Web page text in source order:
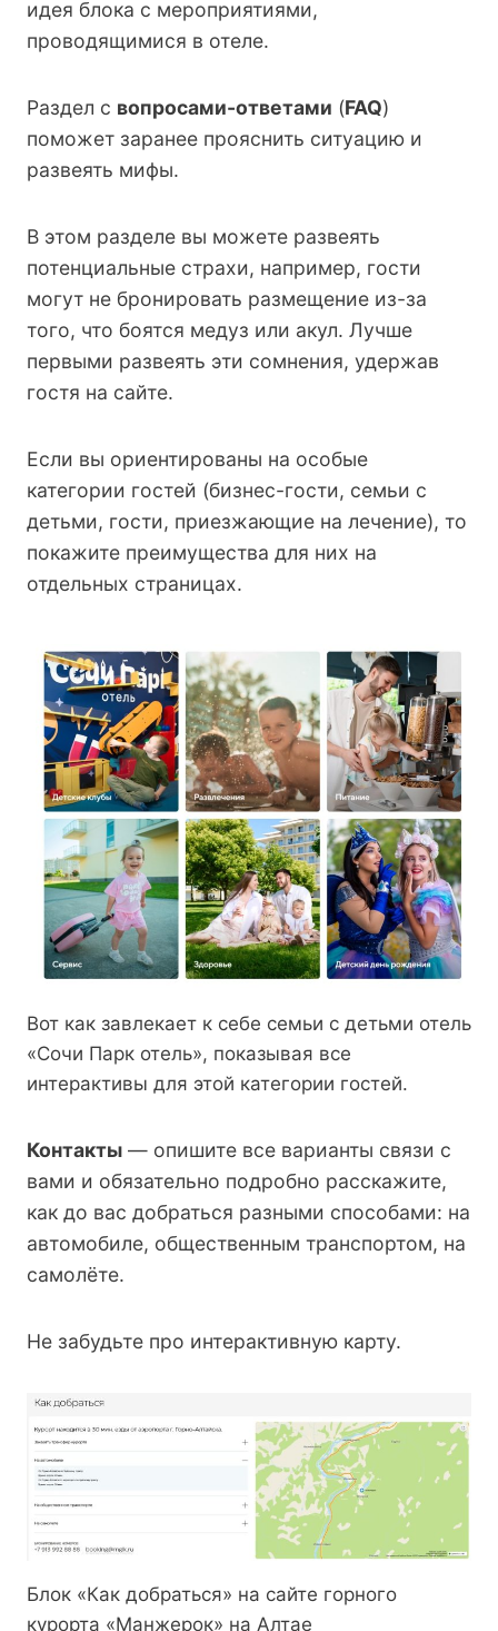
идея блока с мероприятиями,
проводящимися в отеле.
Раздел с вопросами-ответами (FAQ)
поможет заранее прояснить ситуацию и
развеять мифы.
В этом разделе вы можете развеять
потенциальные страхи, например, гости
могут не бронировать размещение из-за
того, что боятся медуз или акул. Лучше
первыми развеять эти сомнения, удержав
гостя на сайте.
Если вы ориентированы на особые
категории гостей (бизнес-гости, семьи с
детьми, гости, приезжающие на лечение), то
покажите преимущества для них на
отдельных страницах.
Вот как завлекает к себе семьи с детьми отель
«Сочи Парк отель», показывая все
интерактивы для этой категории гостей.
Контакты — опишите все варианты связи с
вами и обязательно подробно расскажите,
как до вас добраться разными способами: на
автомобиле, общественным транспортом, на
самолёте.
Не забудьте про интерактивную карту.
Блок «Как добраться» на сайте горного
курорта «Манжерок» на Алтае